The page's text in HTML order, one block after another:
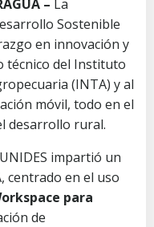
– La
Sostenible
en innovación y
técnico del Instituto
(INTA) y al
móvil, todo en el
desarrollo rural.
impartió un
centrado en el uso
para
de